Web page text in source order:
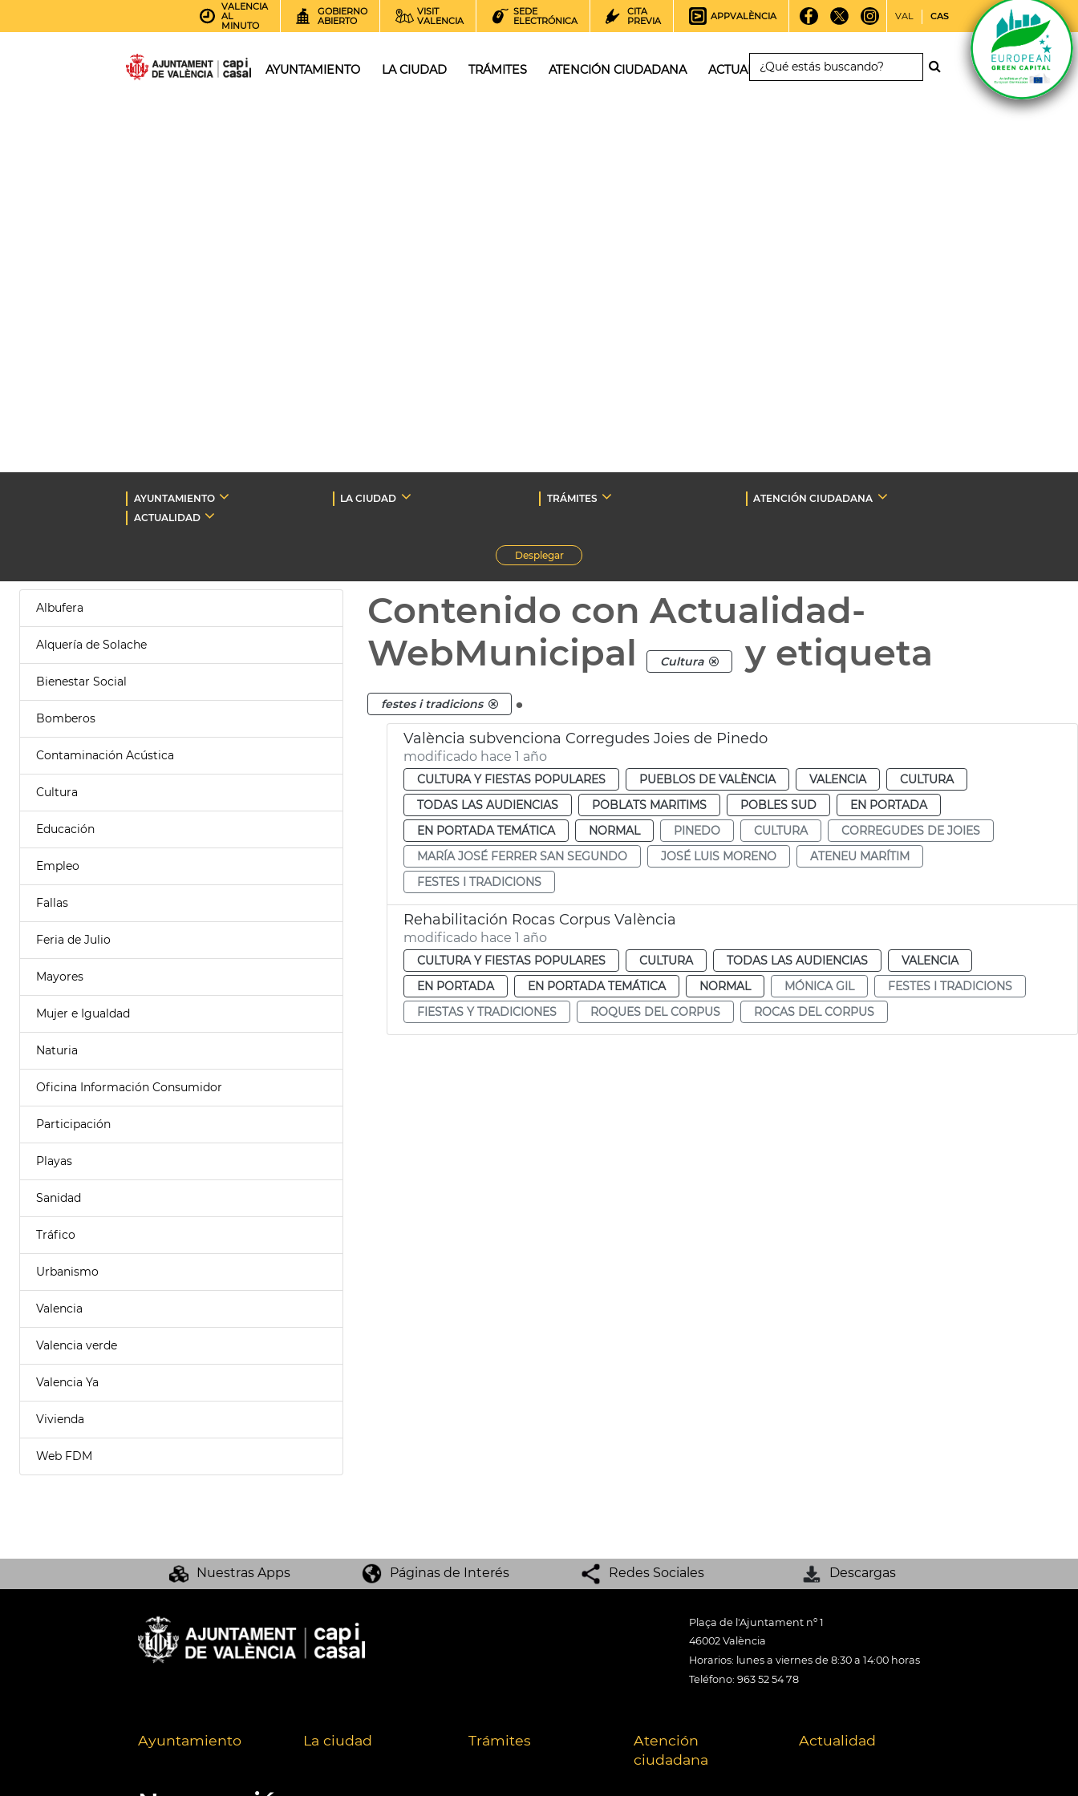
VALENCIA
AL
MINUTO
GOBIERNO
ABIERTO
VISIT
VALENCIA
SEDE
ELECTRÓNICA
CITA
PREVIA
APPVALÈNCIA VAL CAS
AYUNTAMIENTO LA CIUDAD TRÁMITES ATENCIÓN CIUDADANA ACTUALIDAD
AYUNTAMIENTO LA CIUDAD TRÁMITES
ATENCIÓN CIUDADANA
ACTUALIDAD
Desplegar
Albufera
Alquería de Solache
Bienestar Social
Bomberos
Contaminación Acústica
Cultura
Educación
Empleo
Fallas
Feria de Julio
Mayores
Mujer e Igualdad
Naturia
Oficina Información Consumidor
Participación
Playas
Sanidad
Tráfico
Urbanismo
Valencia
Valencia verde
Valencia Ya
Vivienda
Web FDM
Contenido con Actualidad-
WebMunicipal
Cultura y etiqueta
festes i tradicions .
València subvenciona Corregudes Joies de Pinedo
modificado hace 1 año
CULTURA Y FIESTAS POPULARES PUEBLOS DE VALÈNCIA VALENCIA
CULTURA
TODAS LAS AUDIENCIAS
POBLATS MARITIMS POBLES SUD
EN PORTADA
EN PORTADA TEMÁTICA
NORMAL PINEDO CULTURA
CORREGUDES DE JOIES
MARÍA JOSÉ FERRER SAN SEGUNDO
JOSÉ LUIS MORENO
ATENEU MARÍTIM
FESTES I TRADICIONS
Rehabilitación Rocas Corpus València
modificado hace 1 año
CULTURA Y FIESTAS POPULARES CULTURA TODAS LAS AUDIENCIAS
VALENCIA
EN PORTADA
EN PORTADA TEMÁTICA NORMAL MÓNICA GIL
FESTES I TRADICIONS
FIESTAS Y TRADICIONES
ROQUES DEL CORPUS ROCAS DEL CORPUS
Nuestras Apps Páginas de Interés Redes Sociales Descargas
Plaça de l'Ajuntament nº 1
46002 València
Horarios: lunes a viernes de 8:30 a 14:00 horas
Teléfono: 963 52 54 78
Ayuntamiento La ciudad Trámites
Atención
ciudadana
Actualidad